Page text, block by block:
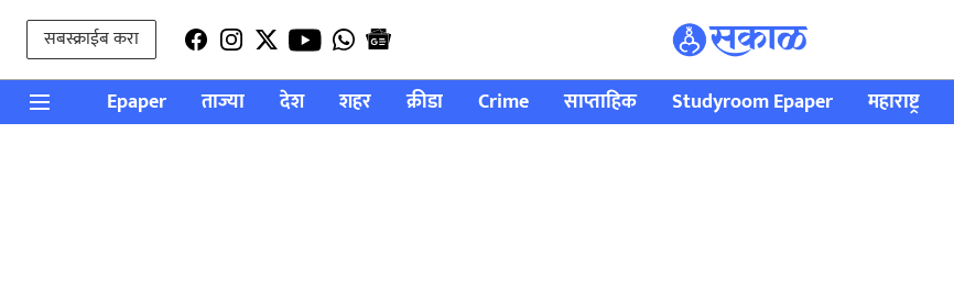
सबस्क्राईब करा
Epaper ताज्या देश शहर क्रीडा Crime साप्ताहिक Studyroom Epaper महाराष्ट्र